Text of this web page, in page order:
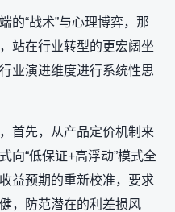
的“战术”与心理博弈，那
站在行业转型的更宏阔坐
业演进维度进行系统性思
首先，从产品定价机制来
向“低保证+高浮动”模式全
益预期的重新校准，要求
，防范潜在的利差损风